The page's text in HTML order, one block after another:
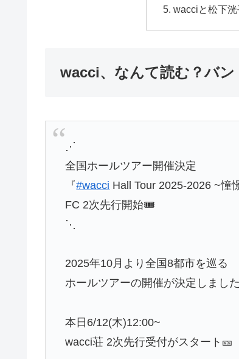
wacciと松下洸
wacci、なんて読む？バン
⋰
全国ホールツアー開催決定
『#wacci Hall Tour 2025-2026 ~憧
FC 2次先行開始🎟
⋱
2025年10月より全国8都市を巡る
ホールツアーの開催が決定しまし
本日6/12(木)12:00~
wacci荘 2次先行受付がスタート🎫